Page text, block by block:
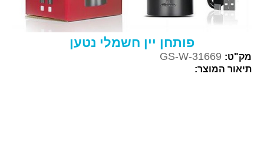
פותחן יין חשמלי נטען
מק"ט: GS-W-31669
תיאור המוצר: